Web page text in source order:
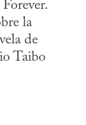
la
de
Taibo